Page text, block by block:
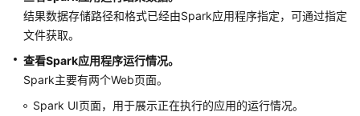
明
快
速
入
门
结果数据存储路径和格式已经由Spark应用程序指定，可通过指定
文件获取。
查看Spark应用程序运行情况。
Spark主要有两个Web页面。
Spark UI页面，用于展示正在执行的应用的运行情况。